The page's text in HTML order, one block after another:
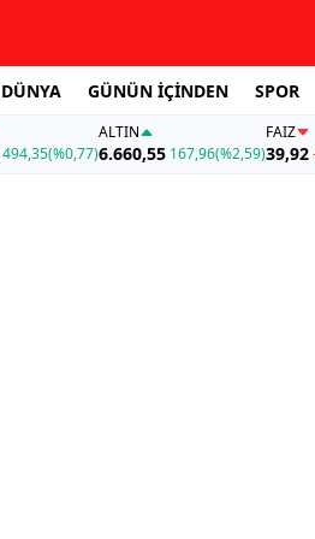
DÜNYA GÜNÜN İÇİNDEN SPOR
494,35(%0,77)
ALTIN
6.660,55 167,96(%2,59)
FAİZ
39,92